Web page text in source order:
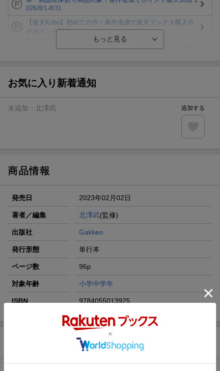
026/8/1-8/31
【楽天Kobo】初めての方！条件達成で楽天ブックス購入分
がポイント20倍
ト山分け
エントリー＆3,000円以上購入で無料データSIM（3GB/月プ
楽天モバイル紹介キャンペーンの拡散で300円OFFクーポン
お気に入り新着通知
未追加： 北澤武 追加する
商品情報
発売日 2023年02月02日
著者／編集 北澤武(監修)
出版社 Gakken
発行形態 単行本
ページ数 96p
対象年齢 小学中学年
ISBN 9784055013925